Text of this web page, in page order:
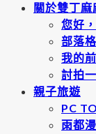
關於雙丁麻
您好
部落
我的
討拍
親子旅遊
PC
雨都